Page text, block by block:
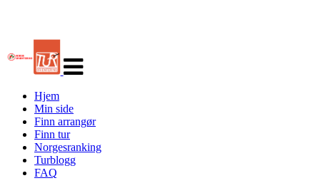
navigasjon
Hjem
Min side
Finn arrangør
Finn tur
Norgesranking
Turblogg
FAQ